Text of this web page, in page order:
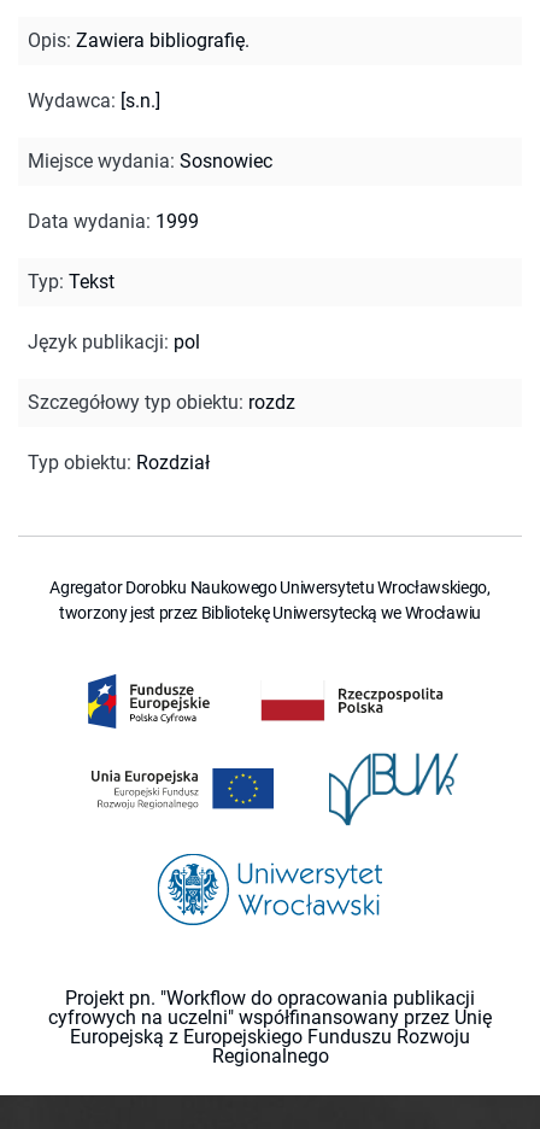
Opis: Zawiera bibliografię.
Wydawca: [s.n.]
Miejsce wydania: Sosnowiec
Data wydania: 1999
Typ: Tekst
Język publikacji: pol
Szczegółowy typ obiektu: rozdz
Typ obiektu: Rozdział
Agregator Dorobku Naukowego Uniwersytetu Wrocławskiego,
tworzony jest przez Bibliotekę Uniwersytecką we Wrocławiu
Projekt pn. "Workflow do opracowania publikacji
cyfrowych na uczelni" współfinansowany przez Unię
Europejską z Europejskiego Funduszu Rozwoju
Regionalnego